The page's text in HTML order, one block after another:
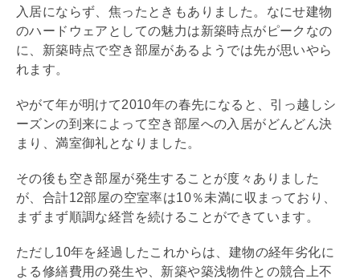
入居にならず、焦ったときもありました。なにせ建物
のハードウェアとしての魅力は新築時点がピークなの
に、新築時点で空き部屋があるようでは先が思いやら
れます。
やがて年が明けて2010年の春先になると、引っ越しシ
ーズンの到来によって空き部屋への入居がどんどん決
まり、満室御礼となりました。
その後も空き部屋が発生することが度々ありました
が、合計12部屋の空室率は10％未満に収まっており、
まずまず順調な経営を続けることができています。
ただし10年を経過したこれからは、建物の経年劣化に
よる修繕費用の発生や、新築や築浅物件との競合上不